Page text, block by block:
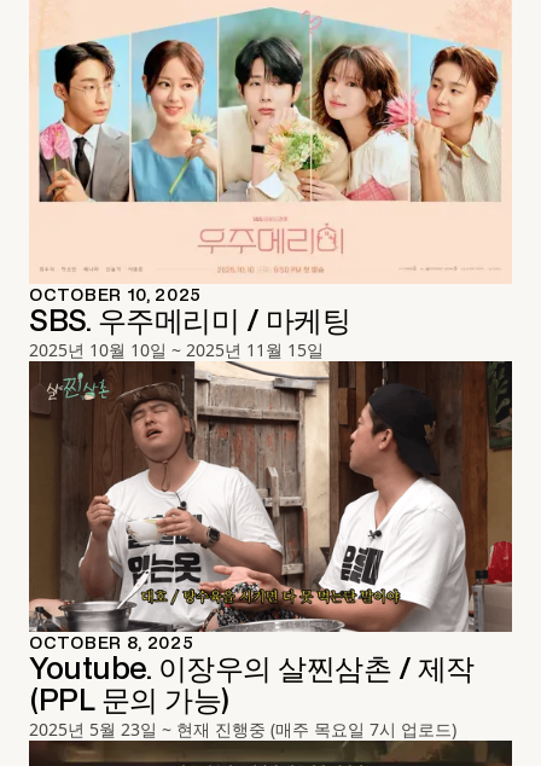
OCTOBER 10, 2025
SBS. 우주메리미 / 마케팅
2025년 10월 10일 ~ 2025년 11월 15일
OCTOBER 8, 2025
Youtube. 이장우의 살찐삼촌 / 제작
(PPL 문의 가능)
2025년 5월 23일 ~ 현재 진행중 (매주 목요일 7시 업로드)